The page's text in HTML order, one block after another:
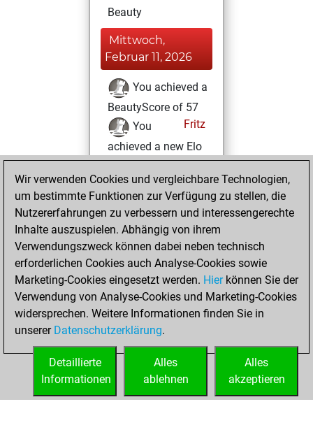
Beauty
Mittwoch,
Februar 11, 2026
You achieved a
BeautyScore of 57
Fritz
You
achieved a new Elo
of 1541
Freitag, Februar
6, 2026
You won
against Fritz
Fritz
Freitag, Januar
30, 2026
You created
your Fritz account
Wir verwenden Cookies und vergleichbare Technologien,
um bestimmte Funktionen zur Verfügung zu stellen, die
Nutzererfahrungen zu verbessern und interessengerechte
Inhalte auszuspielen. Abhängig von ihrem
Verwendungszweck können dabei neben technisch
erforderlichen Cookies auch Analyse-Cookies sowie
Marketing-Cookies eingesetzt werden. Hierkönnen Sie der
Verwendung von Analyse-Cookies und Marketing-Cookies
widersprechen. Weitere Informationen finden Sie in
unserer Datenschutzerklärung.
Alles
akzeptieren
Alles
ablehnen
Detaillierte
Informationen